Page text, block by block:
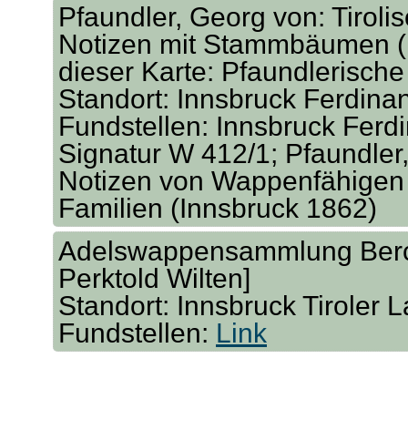
Pfaundler, Georg von:
Notizen mit Stammbäumen
dieser Karte:
Standort: Innsbruck
Fundstellen: Innsbruck
Signatur W 412/1;
Notizen von
Familien (Innsbruck 1862)
Adelswappensammlung
Perktold Wilten]
Standort: Innsbruck Tiroler
Fundstellen: Link